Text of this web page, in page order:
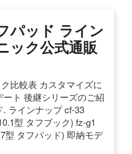
パッド ライン
ック公式通販
比較表 カスタマイズに
ト 後継シリーズのご紹
ラインナップ cf-33
型 タフブック) fz-g1
型 タフパッド) 即納モデ